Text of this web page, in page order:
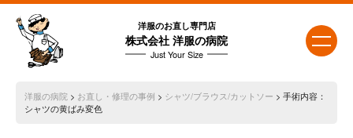
洋服のお直し専門店
株式会社 洋服の病院
Just Your Size
洋服の病院 > お直し・修理の事例 > シャツ/ブラウス/カットソー > 手術内容：
シャツの黄ばみ変色